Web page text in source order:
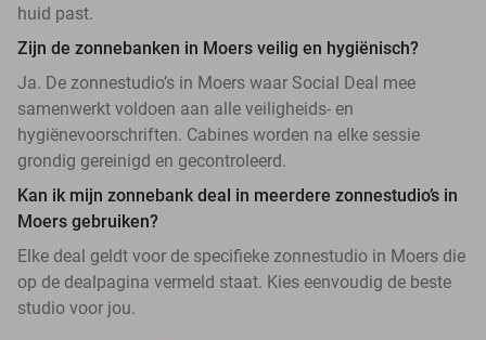
huid past.
Zijn de zonnebanken in Moers veilig en hygiënisch?
Ja. De zonnestudio’s in Moers waar Social Deal mee
samenwerkt voldoen aan alle veiligheids- en
hygiënevoorschriften. Cabines worden na elke sessie
grondig gereinigd en gecontroleerd.
Kan ik mijn zonnebank deal in meerdere zonnestudio’s in
Moers gebruiken?
Elke deal geldt voor de specifieke zonnestudio in Moers die
op de dealpagina vermeld staat. Kies eenvoudig de beste
studio voor jou.